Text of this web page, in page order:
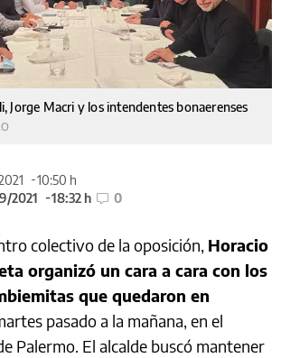
Jorge Macri y los intendentes bonaerenses
10:50 h
2021
18:32 h 0
colectivo de la oposición, Horacio
organizó un cara a cara con los
que quedaron en
pasado a la mañana, en el
Palermo. El alcalde buscó mantener